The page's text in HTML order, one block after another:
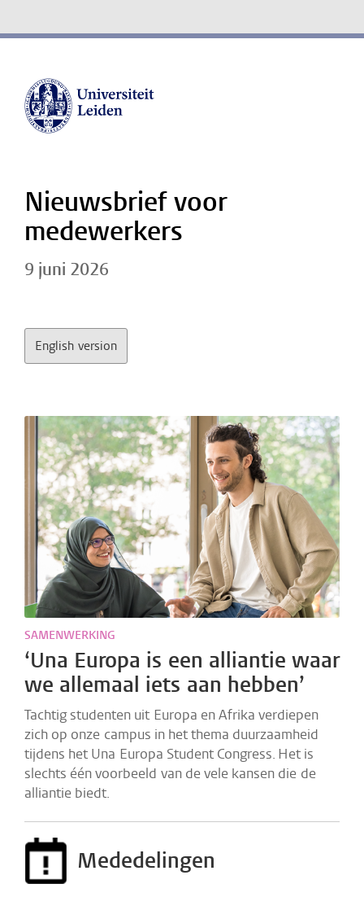
Nieuwsbrief voor
medewerkers
9 juni 2026
English version
SAMENWERKING
‘Una Europa is een alliantie waar
we allemaal iets aan hebben’
Tachtig studenten uit Europa en Afrika verdiepen
zich op onze campus in het thema duurzaamheid
tijdens het Una Europa Student Congress. Het is
slechts één voorbeeld van de vele kansen die de
alliantie biedt.
Mededelingen